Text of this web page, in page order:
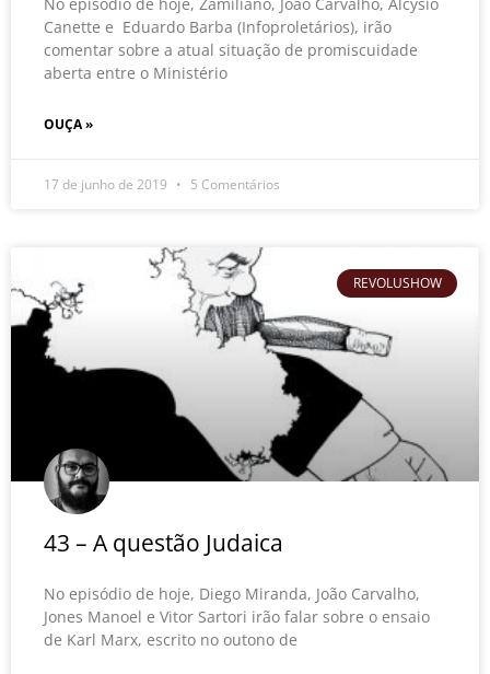
Canette e Eduardo Barba (Infoproletários), irão
comentar sobre a atual situação de promiscuidade
aberta entre o Ministério
OUÇA »
17 de junho de 2019 5 Comentários
REVOLUSHOW
43 – A questão Judaica
No episódio de hoje, Diego Miranda, João Carvalho,
Jones Manoel e Vitor Sartori irão falar sobre o ensaio
de Karl Marx, escrito no outono de